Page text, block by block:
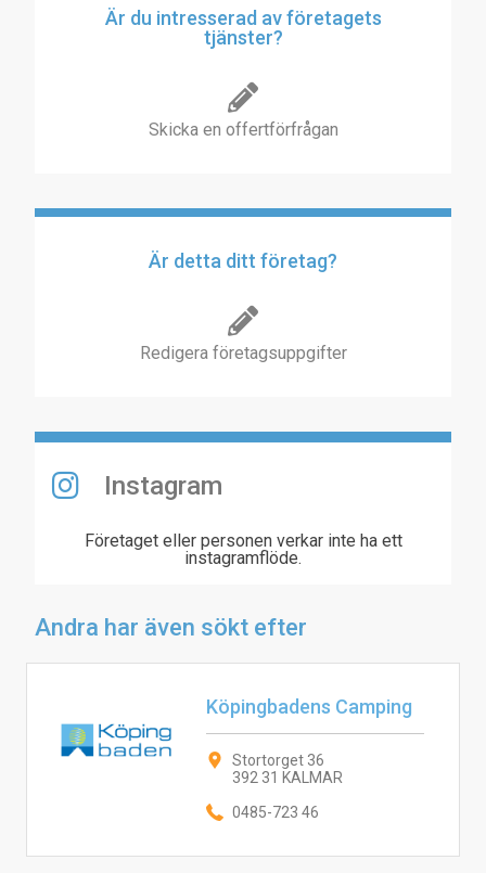
Är du intresserad av företagets
tjänster?
Skicka en offertförfrågan
Är detta ditt företag?
Redigera företagsuppgifter
Instagram
Företaget eller personen verkar inte ha ett
instagramflöde.
Andra har även sökt efter
Köpingbadens Camping
Stortorget 36
392 31 KALMAR
0485-723 46